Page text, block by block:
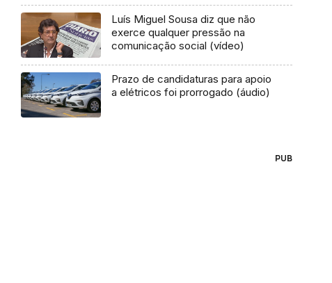
Luís Miguel Sousa diz que não
exerce qualquer pressão na
comunicação social (vídeo)
Prazo de candidaturas para apoio
a elétricos foi prorrogado (áudio)
PUB